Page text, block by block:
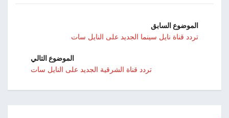
الموضوع السابق
تردد قناة نايل سينما الجديد على النايل سات
الموضوع التالي
تردد قناة الشرقية الجديد على النايل سات